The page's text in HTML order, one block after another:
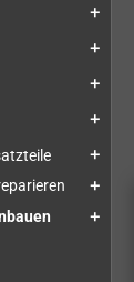
add
add
add
add
add
add
add